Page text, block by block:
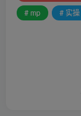
# mp
# 实操